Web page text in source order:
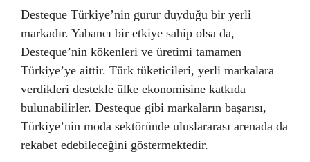
Desteque Türkiye’nin gurur duyduğu bir yerli
markadır. Yabancı bir etkiye sahip olsa da,
Desteque’nin kökenleri ve üretimi tamamen
Türkiye’ye aittir. Türk tüketicileri, yerli markalara
verdikleri destekle ülke ekonomisine katkıda
bulunabilirler. Desteque gibi markaların başarısı,
Türkiye’nin moda sektöründe uluslararası arenada da
rekabet edebileceğini göstermektedir.